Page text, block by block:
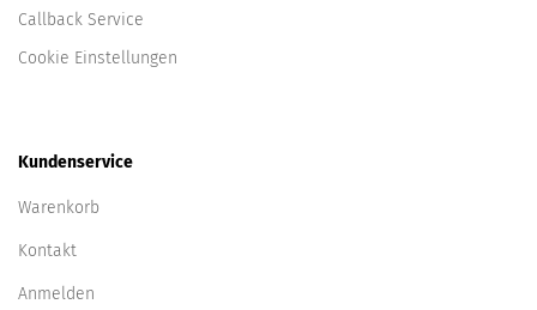
Callback Service
Cookie Einstellungen
Kundenservice
Warenkorb
Kontakt
Anmelden